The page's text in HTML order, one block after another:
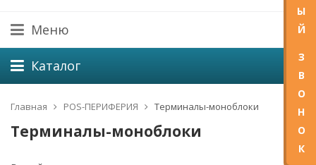
Меню
Каталог
Главная POS-ПЕРИФЕРИЯ Терминалы-моноблоки
Терминалы-моноблоки
Ы
Й
З
В
О
Н
О
К